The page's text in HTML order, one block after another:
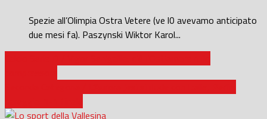
Spezie all’Olimpia Ostra Vetere (ve l0 avevamo anticipato
due mesi fa). Paszynski Wiktor Karol...